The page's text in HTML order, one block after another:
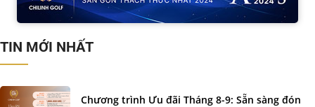
TIN MỚI NHẤT
Chương trình Ưu đãi Tháng 8-9: Sẵn sàng đón